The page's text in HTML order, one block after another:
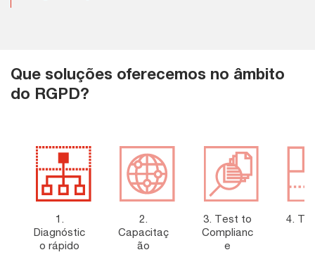
Que soluções oferecemos no âmbito
do RGPD?
1.
Diagnóstic
o rápido
2.
Capacitaç
ão
3. Test to
Complianc
e
4.